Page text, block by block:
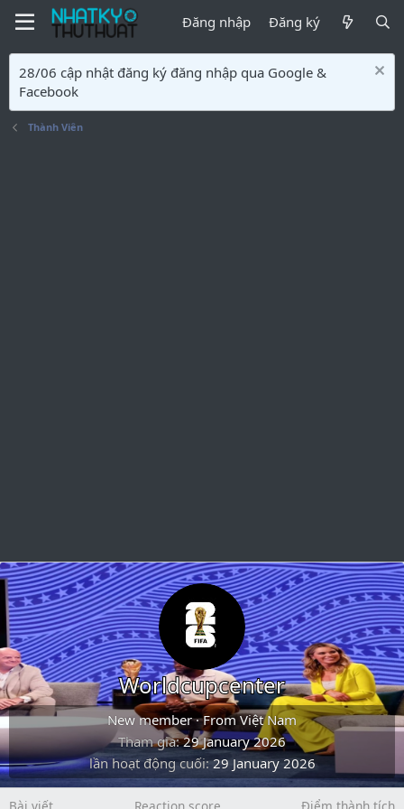
Đăng nhập Đăng ký
28/06 cập nhật đăng ký đăng nhập qua Google &
Facebook
Thành Viên
Worldcupcenter
New member ·FromViệt Nam
Tham gia 29 January 2026
lần hoạt động cuối 29 January 2026